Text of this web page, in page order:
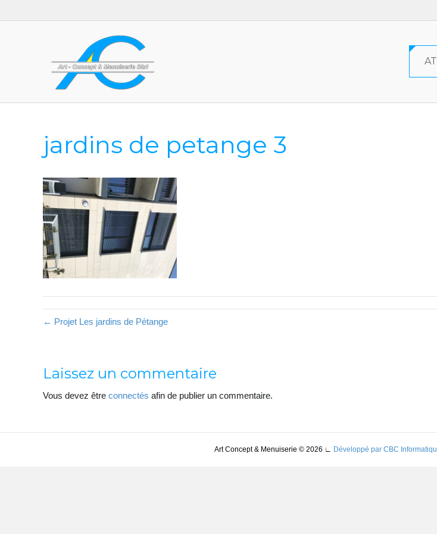
jardins de petange 3
← Projet Les jardins de Pétange
Laissez un commentaire
Vous devez être connectés afin de publier un commentaire.
Art Concept & Menuiserie © 2026 ∟ Développé par CBC